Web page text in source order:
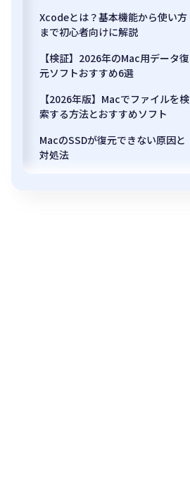
Xcodeとは？基本機能から使い方
まで初心者向けに解説
【検証】2026年のMac用データ復
元ソフトおすすめ6選
【2026年版】Macでファイルを検
索する方法とおすすめソフト
MacのSSDが復元できない原因と
対処法